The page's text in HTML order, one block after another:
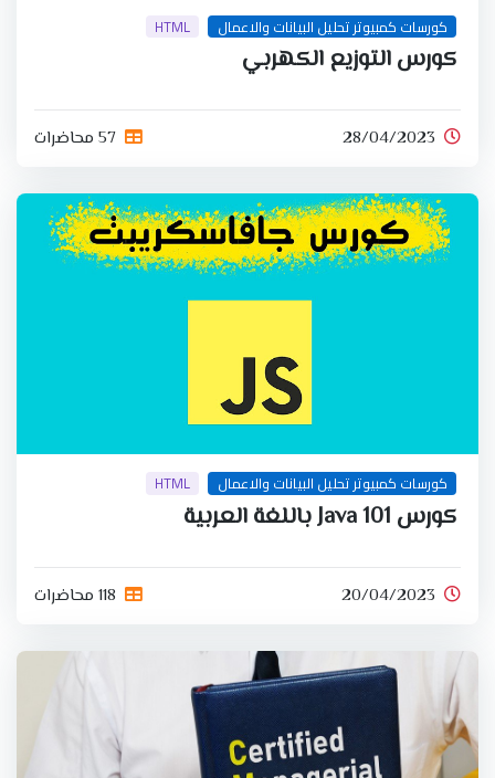
كورسات كمبيوتر تحليل البيانات والاعمال HTML
كورس التوزيع الكهربي
28/04/2023 57 محاضرات
كورسات كمبيوتر تحليل البيانات والاعمال HTML
كورس Java 101 باللغة العربية
20/04/2023 118 محاضرات